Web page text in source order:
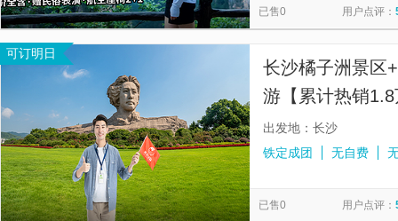
已售0 用户点评：
可订明日
长沙橘子洲景区
游【累计热销
人精致小团】
出发地：长沙
铁定成团
无自费
已售0 用户点评：